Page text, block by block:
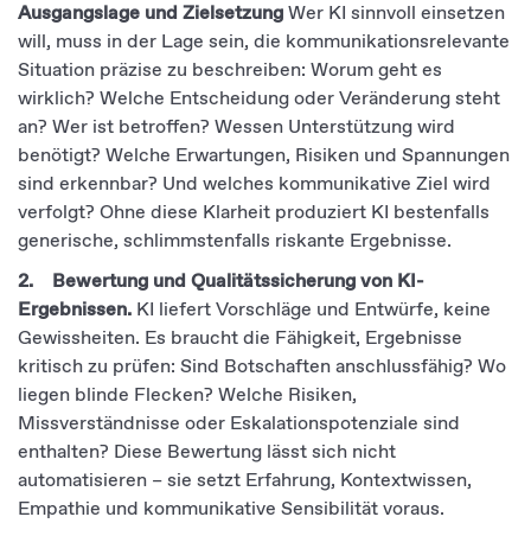
Ausgangslage und ZielsetzungWer KI sinnvoll einsetzen
will, muss in der Lage sein, die kommunikationsrelevante
Situation präzise zu beschreiben: Worum geht es
wirklich? Welche Entscheidung oder Veränderung steht
an? Wer ist betroffen? Wessen Unterstützung wird
benötigt? Welche Erwartungen, Risiken und Spannungen
sind erkennbar? Und welches kommunikative Ziel wird
verfolgt? Ohne diese Klarheit produziert KI bestenfalls
generische, schlimmstenfalls riskante Ergebnisse.
2. Bewertung und Qualitätssicherung von KI-
Ergebnissen. KI liefert Vorschläge und Entwürfe, keine
Gewissheiten. Es braucht die Fähigkeit, Ergebnisse
kritisch zu prüfen: Sind Botschaften anschlussfähig? Wo
liegen blinde Flecken? Welche Risiken,
Missverständnisse oder Eskalationspotenziale sind
enthalten? Diese Bewertung lässt sich nicht
automatisieren – sie setzt Erfahrung, Kontextwissen,
Empathie und kommunikative Sensibilität voraus.